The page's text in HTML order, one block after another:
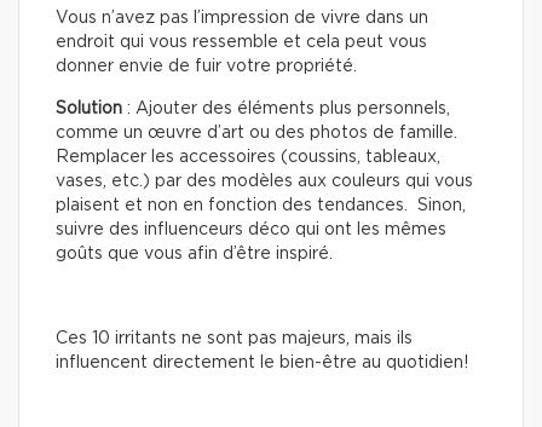
Vous n’avez pas l’impression de vivre dans un
endroit qui vous ressemble et cela peut vous
donner envie de fuir votre propriété.
Solution : Ajouter des éléments plus personnels,
comme un œuvre d’art ou des photos de famille.
Remplacer les accessoires (coussins, tableaux,
vases, etc.) par des modèles aux couleurs qui vous
plaisent et non en fonction des tendances. Sinon,
suivre des influenceurs déco qui ont les mêmes
goûts que vous afin d’être inspiré.
Ces 10 irritants ne sont pas majeurs, mais ils
influencent directement le bien-être au quotidien!